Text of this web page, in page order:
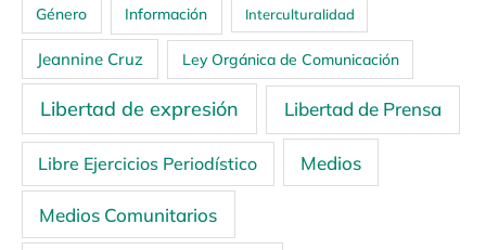
Género Información Interculturalidad
Jeannine Cruz Ley Orgánica de Comunicación
Libertad de expresión Libertad de Prensa
Libre Ejercicios Periodístico Medios
Medios Comunitarios